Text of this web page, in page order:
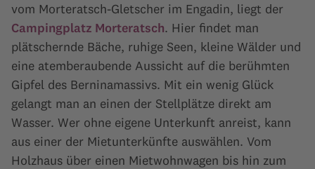
vom Morteratsch-Gletscher im Engadin, liegt der
Campingplatz Morteratsch. Hier findet man
plätschernde Bäche, ruhige Seen, kleine Wälder und
eine atemberaubende Aussicht auf die berühmten
Gipfel des Berninamassivs. Mit ein wenig Glück
gelangt man an einen der Stellplätze direkt am
Wasser. Wer ohne eigene Unterkunft anreist, kann
aus einer der Mietunterkünfte auswählen. Vom
Holzhaus über einen Mietwohnwagen bis hin zum